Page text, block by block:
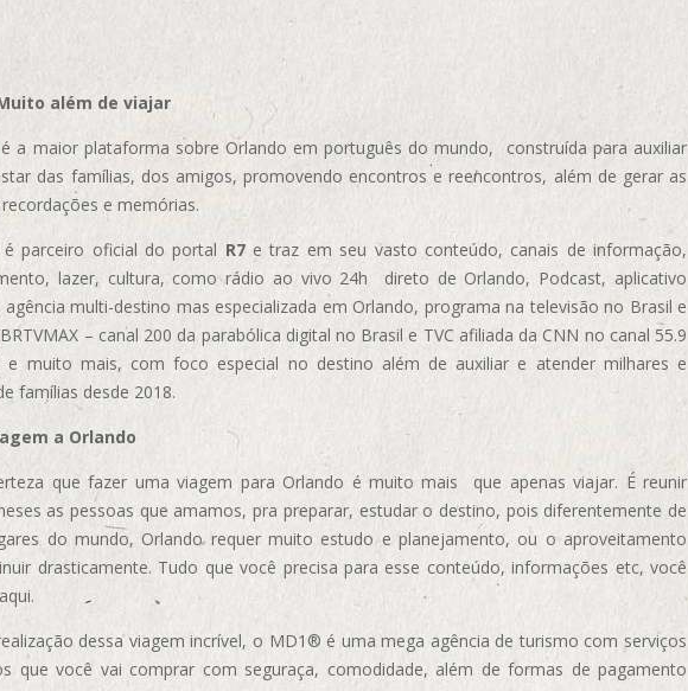
além de viajar
a maior plataforma sobre Orlando em português do mundo, construída para auxiliar
das famílias, dos amigos, promovendo encontros e reencontros, além de gerar as
e memórias.
parceiro oficial do portal R7e traz em seu vasto conteúdo, canais de informação,
lazer, cultura, como rádio ao vivo 24h direto de Orlando, Podcast, aplicativo
agência multi-destino mas especializada em Orlando, programa na televisão no Brasil e
– canal 200 da parabólica digital no Brasil e TVC afiliada da CNN no canal 55.9
e muito mais, com foco especial no destino além de auxiliar e atender milhares e
famílias desde 2018.
a Orlando
que fazer uma viagem para Orlando é muito mais que apenas viajar. É reunir
as pessoas que amamos, pra preparar, estudar o destino, pois diferentemente de
do mundo, Orlando requer muito estudo e planejamento, ou o aproveitamento
drasticamente. Tudo que você precisa para esse conteúdo, informações etc, você
dessa viagem incrível, o MD1® é uma mega agência de turismo com serviços
que você vai comprar com seguraça, comodidade, além de formas de pagamento